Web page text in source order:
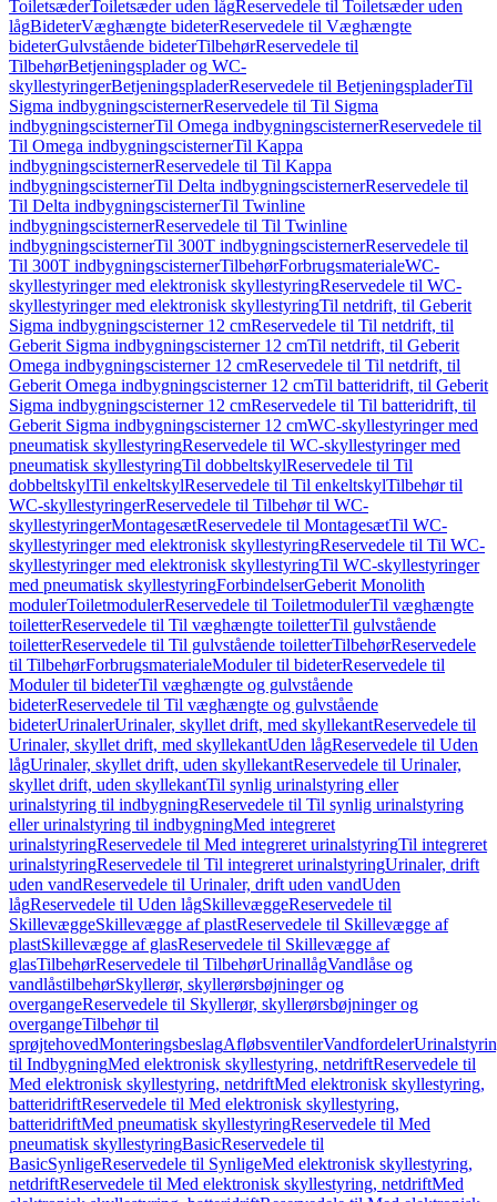
ToiletsæderToiletsæder uden lågReservedele til Toiletsæder uden
lågBideterVæghængte bideterReservedele til Væghængte
bideterGulvstående bideterTilbehørReservedele til
TilbehørBetjeningsplader og WC-
skyllestyringerBetjeningspladerReservedele til BetjeningspladerTil
Sigma indbygningscisternerReservedele til Til Sigma
indbygningscisternerTil Omega indbygningscisternerReservedele til
Til Omega indbygningscisternerTil Kappa
indbygningscisternerReservedele til Til Kappa
indbygningscisternerTil Delta indbygningscisternerReservedele til
Til Delta indbygningscisternerTil Twinline
indbygningscisternerReservedele til Til Twinline
indbygningscisternerTil 300T indbygningscisternerReservedele til
Til 300T indbygningscisternerTilbehørForbrugsmaterialeWC-
skyllestyringer med elektronisk skyllestyringReservedele til WC-
skyllestyringer med elektronisk skyllestyringTil netdrift, til Geberit
Sigma indbygningscisterner 12 cmReservedele til Til netdrift, til
Geberit Sigma indbygningscisterner 12 cmTil netdrift, til Geberit
Omega indbygningscisterner 12 cmReservedele til Til netdrift, til
Geberit Omega indbygningscisterner 12 cmTil batteridrift, til Geberit
Sigma indbygningscisterner 12 cmReservedele til Til batteridrift, til
Geberit Sigma indbygningscisterner 12 cmWC-skyllestyringer med
pneumatisk skyllestyringReservedele til WC-skyllestyringer med
pneumatisk skyllestyringTil dobbeltskylReservedele til Til
dobbeltskylTil enkeltskylReservedele til Til enkeltskylTilbehør til
WC-skyllestyringerReservedele til Tilbehør til WC-
skyllestyringerMontagesætReservedele til MontagesætTil WC-
skyllestyringer med elektronisk skyllestyringReservedele til Til WC-
skyllestyringer med elektronisk skyllestyringTil WC-skyllestyringer
med pneumatisk skyllestyringForbindelserGeberit Monolith
modulerToiletmodulerReservedele til ToiletmodulerTil væghængte
toiletterReservedele til Til væghængte toiletterTil gulvstående
toiletterReservedele til Til gulvstående toiletterTilbehørReservedele
til TilbehørForbrugsmaterialeModuler til bideterReservedele til
Moduler til bideterTil væghængte og gulvstående
bideterReservedele til Til væghængte og gulvstående
bideterUrinalerUrinaler, skyllet drift, med skyllekantReservedele til
Urinaler, skyllet drift, med skyllekantUden lågReservedele til Uden
lågUrinaler, skyllet drift, uden skyllekantReservedele til Urinaler,
skyllet drift, uden skyllekantTil synlig urinalstyring eller
urinalstyring til indbygningReservedele til Til synlig urinalstyring
eller urinalstyring til indbygningMed integreret
urinalstyringReservedele til Med integreret urinalstyringTil integreret
urinalstyringReservedele til Til integreret urinalstyringUrinaler, drift
uden vandReservedele til Urinaler, drift uden vandUden
lågReservedele til Uden lågSkillevæggeReservedele til
SkillevæggeSkillevægge af plastReservedele til Skillevægge af
plastSkillevægge af glasReservedele til Skillevægge af
glasTilbehørReservedele til TilbehørUrinallågVandlåse og
vandlåstilbehørSkyllerør, skyllerørsbøjninger og
overgangeReservedele til Skyllerør, skyllerørsbøjninger og
overgangeTilbehør til
sprøjtehovedMonteringsbeslagAfløbsventilerVandfordeler
til IndbygningMed elektronisk skyllestyring, netdriftReservedele til
Med elektronisk skyllestyring, netdriftMed elektronisk skyllestyring,
batteridriftReservedele til Med elektronisk skyllestyring,
batteridriftMed pneumatisk skyllestyringReservedele til Med
pneumatisk skyllestyringBasicReservedele til
BasicSynligeReservedele til SynligeMed elektronisk skyllestyring,
netdriftReservedele til Med elektronisk skyllestyring, netdriftMed